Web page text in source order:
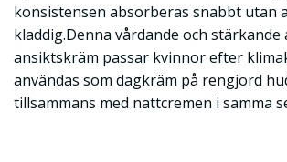
konsistensen absorberas snabbt utan
kladdig.Denna vårdande och stärkande
ansiktskräm passar kvinnor efter
användas som dagkräm på rengjord
tillsammans med nattcremen i samma